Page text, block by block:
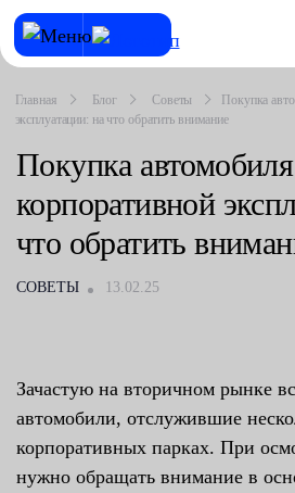
Главная Блог Советы
Покупка
эксплуатации: на что обратить внимание
Покупка
корпоративной
что обратить
СОВЕТЫ 13.02.25
Зачастую на вторичном рынке
автомобили, отслужившие
корпоративных парках. При
нужно обращать внимание в